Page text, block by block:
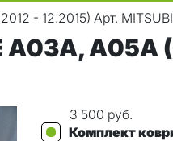
- 12.2015) Арт.
А03А, А05А
3 500 руб.
Комплект